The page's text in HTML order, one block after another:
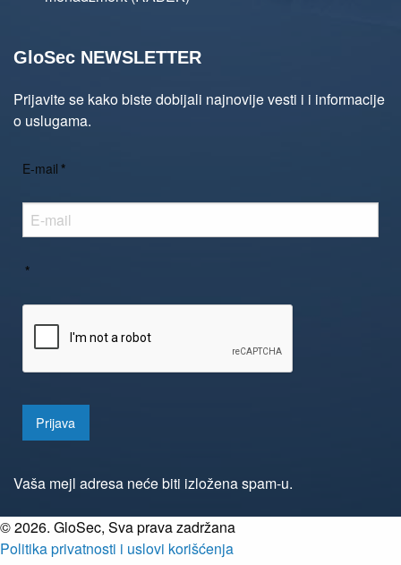
GloSec NEWSLETTER
Prijavite se kako biste dobijali najnovije vesti i i informacije
o uslugama.
E-mail *
*
Prijava
Vaša mejl adresa neće biti izložena spam-u.
©2026. GloSec, Sva prava zadržana
Politika privatnosti i uslovi korišćenja